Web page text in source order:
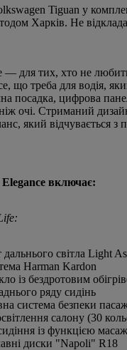
Tiguan у
Харків. Не
— для тих, хто не
що треба для водія,
посадка, цифрова
очі. Стриманий
який відчувається з
включає:
світла Light
Harman Kardon
із бездротовим
ряду сидінь
система безпеки
салону (30
із функцією
диски "Napoli" R18